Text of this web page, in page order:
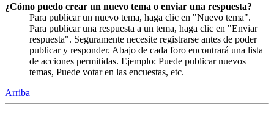
¿Cómo puedo crear un nuevo tema o enviar una respuesta?
Para publicar un nuevo tema, haga clic en "Nuevo tema".
Para publicar una respuesta a un tema, haga clic en "Enviar
respuesta". Seguramente necesite registrarse antes de poder
publicar y responder. Abajo de cada foro encontrará una lista
de acciones permitidas. Ejemplo: Puede publicar nuevos
temas, Puede votar en las encuestas, etc.
Arriba